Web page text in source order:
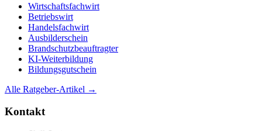
Wirtschaftsfachwirt
Betriebswirt
Handelsfachwirt
Ausbilderschein
Brandschutzbeauftragter
KI-Weiterbildung
Bildungsgutschein
Alle Ratgeber-Artikel →
Kontakt